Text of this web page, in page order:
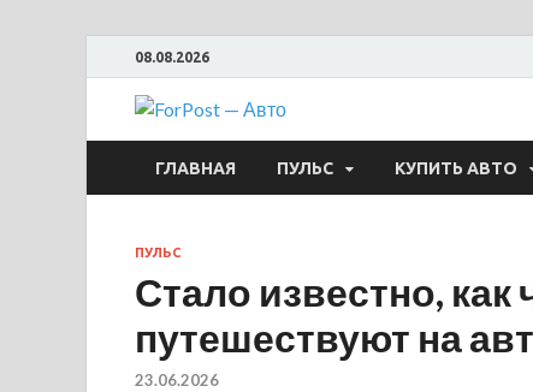
08.08.2026
ForPost
ГЛАВНАЯ ПУЛЬС КУПИТЬ АВТО
ПУЛЬС
Стало известно, как
путешествуют на
23.06.2026